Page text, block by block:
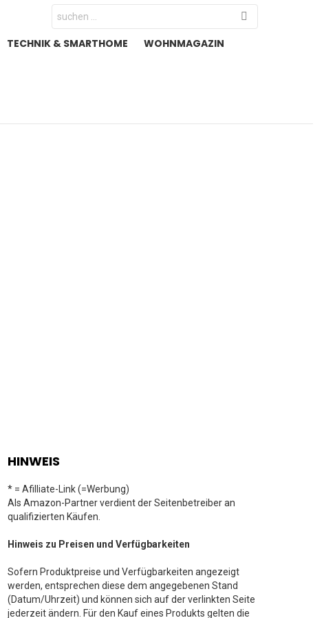
Search
for:
TECHNIK & SMARTHOME WOHNMAGAZIN
HINWEIS
* = Afilliate-Link (=Werbung)
Als Amazon-Partner verdient der Seitenbetreiber an
qualifizierten Käufen.
Hinweis zu Preisen und Verfügbarkeiten
Sofern Produktpreise und Verfügbarkeiten angezeigt
werden, entsprechen diese dem angegebenen Stand
(Datum/Uhrzeit) und können sich auf der verlinkten Seite
jederzeit ändern. Für den Kauf eines Produkts gelten die